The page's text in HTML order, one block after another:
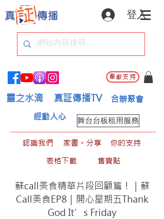
登入
奉獻支持
靈之水滴 真証傳播TV 合辦聚會
舞台台板租用服務
經動人心
認識我們 家書。分享
你的支持
表格下載
售賣點
蘇call美食精華片段回顧篇！｜蘇
Call美食EP8｜開心星期五Thank
God It’s Friday